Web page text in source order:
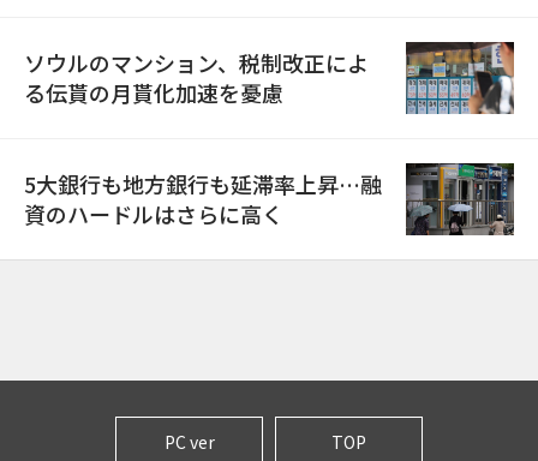
ソウルのマンション、税制改正によ
る伝貰の月貰化加速を憂慮
5大銀行も地方銀行も延滞率上昇…融
資のハードルはさらに高く
PC ver TOP